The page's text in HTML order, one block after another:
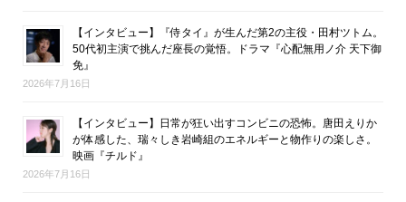
【インタビュー】『侍タイ』が生んだ第2の主役・田村ツトム。
50代初主演で挑んだ座長の覚悟。ドラマ『心配無用ノ介 天下御
免』
2026年7月16日
【インタビュー】日常が狂い出すコンビニの恐怖。唐田えりか
が体感した、瑞々しき岩崎組のエネルギーと物作りの楽しさ。
映画『チルド』
2026年7月16日